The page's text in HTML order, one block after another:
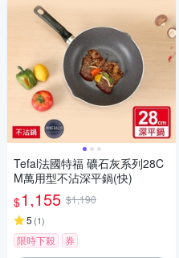
Tefal法國特福 礦石灰系列28C
M萬用型不沾深平鍋(快)
$1,155 $1,190
5 (1)
限時下殺 券